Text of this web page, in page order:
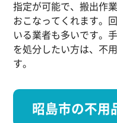
指定が可能で、搬出作
おこなってくれます。
いる業者も多いです。
を処分したい方は、不
す。
昭島市の不用